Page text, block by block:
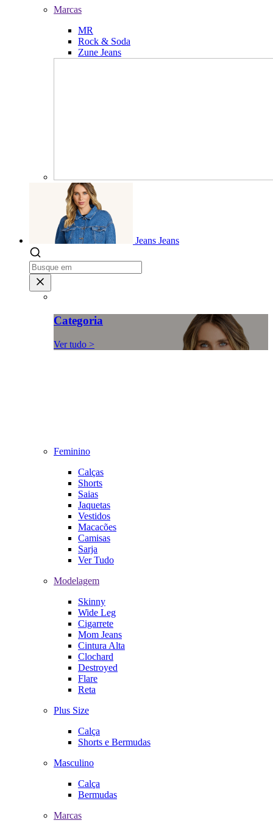
Marcas
MR
Rock & Soda
Zune Jeans
Jeans Jeans
Categoria
Ver tudo >
Feminino
Calças
Shorts
Saias
Jaquetas
Vestidos
Macacões
Camisas
Sarja
Ver Tudo
Modelagem
Skinny
Wide Leg
Cigarrete
Mom Jeans
Cintura Alta
Clochard
Destroyed
Flare
Reta
Plus Size
Calça
Shorts e Bermudas
Masculino
Calça
Bermudas
Marcas